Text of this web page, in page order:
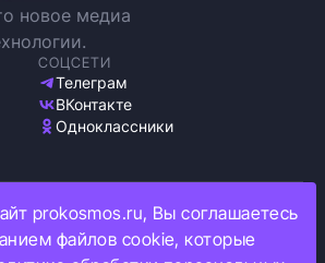
новое медиа
СОЦСЕТИ
Телеграм
ВКонтакте
Одноклассники
персональных данных
cookie
prokosmos.ru, Вы соглашаетесь
файлов cookie, которые